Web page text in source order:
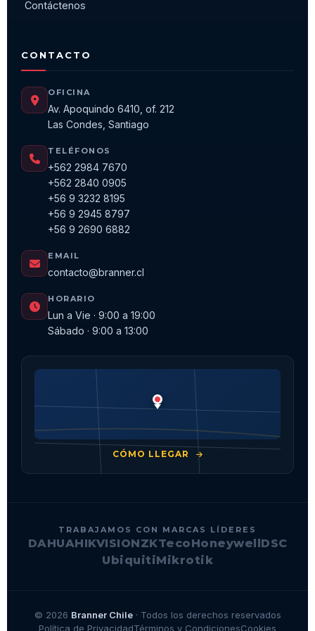
Contáctenos
CONTACTO
OFICINA
Av. Apoquindo 6410, of. 212
Las Condes, Santiago
TELÉFONOS
+562 2984 7670
+562 2840 0905
+56 9 3232 8195
+56 9 2945 8797
+56 9 2690 6882
EMAIL
contacto@branner.cl
HORARIO
Lun a Vie · 9:00 a 19:00
Sábado · 9:00 a 13:00
CÓMO LLEGAR
TRABAJAMOS CON MARCAS LÍDERES
DAHUAHIKVISIONZKTecoHoneywellDSC
UbiquitiMikrotik
© 2026 Branner Chile· Todos los derechos reservados
Política de PrivacidadTérminos y CondicionesCookies